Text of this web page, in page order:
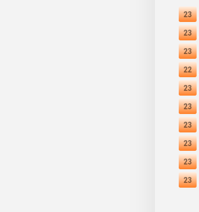
23
23
23
22
23
23
23
23
23
23